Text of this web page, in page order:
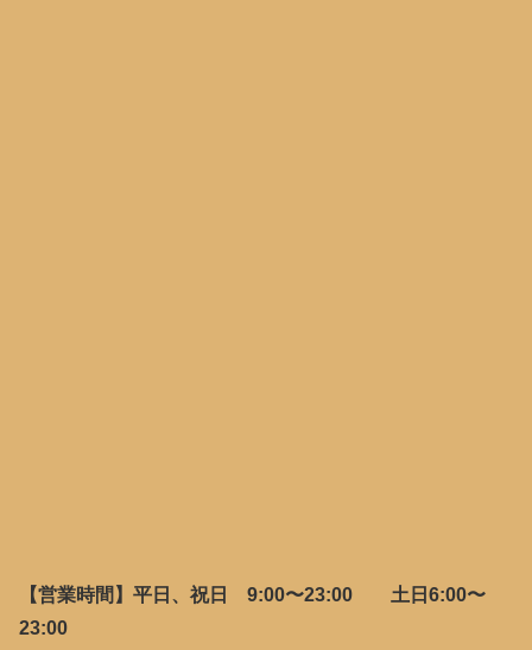
【営業時間】平日、祝日 9:00〜23:00 土日6:00〜
23:00